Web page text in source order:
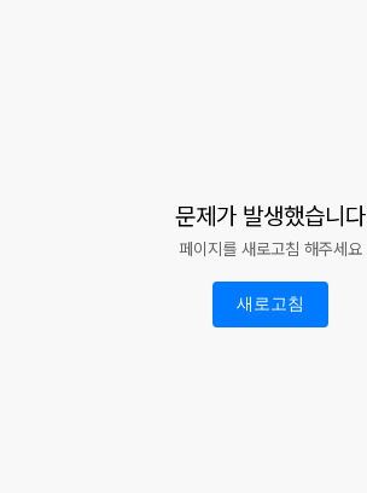
문제가 발생했습니다
페이지를 새로고침 해주세요
새로고침